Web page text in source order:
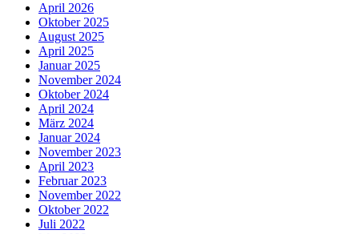
April 2026
Oktober 2025
August 2025
April 2025
Januar 2025
November 2024
Oktober 2024
April 2024
März 2024
Januar 2024
November 2023
April 2023
Februar 2023
November 2022
Oktober 2022
Juli 2022